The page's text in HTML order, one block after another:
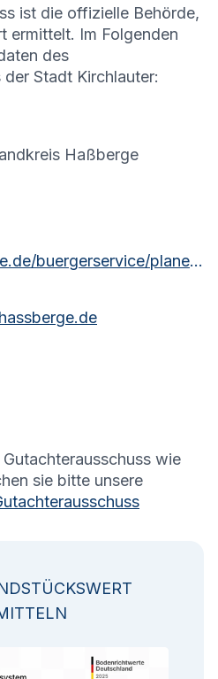
ist die offizielle Behörde,
ermittelt. Im Folgenden
des
der Stadt Kirchlauter:
Haßberge
https://www.hassberge.de/buergerservice/planen-bauen-wohnen/gutachterausschuss.html
wie
sie bitte unsere